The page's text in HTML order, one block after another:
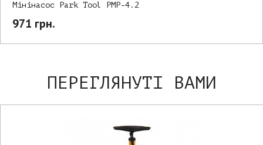
Мінінасос Park Tool PMP-4.2
971 грн.
ПЕРЕГЛЯНУТІ ВАМИ